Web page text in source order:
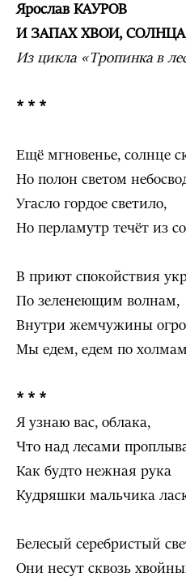
Ярослав КАУРОВ
И ЗАПАХ ХВОИ,
Из цикла «Тропинка в
* * *
Ещё мгновенье, солнце
Но полон светом
Угасло гордое светило,
Но перламутр течёт из
В приют спокойствия
По зеленеющим волнам,
Внутри жемчужины
Мы едем, едем по
* * *
Я узнаю вас, облака,
Что над лесами
Как будто нежная рука
Кудряшки мальчика
Белесый серебристый
Они несут сквозь